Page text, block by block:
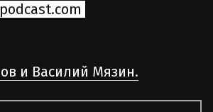
и Василий Мязин.